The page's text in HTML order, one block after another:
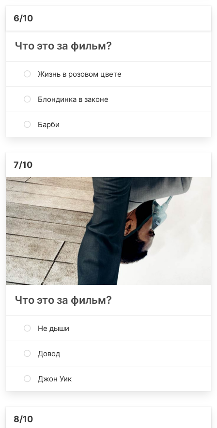
6/10
Что это за фильм?
Жизнь в розовом цвете
Блондинка в законе
Барби
7/10
Что это за фильм?
Не дыши
Довод
Джон Уик
8/10